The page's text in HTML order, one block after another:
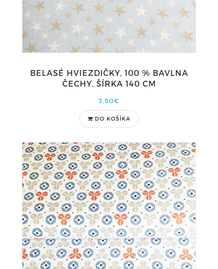
BELASÉ HVIEZDIČKY, 100 % BAVLNA
ČECHY, ŠÍRKA 140 CM
3,50€
DO KOŠÍKA